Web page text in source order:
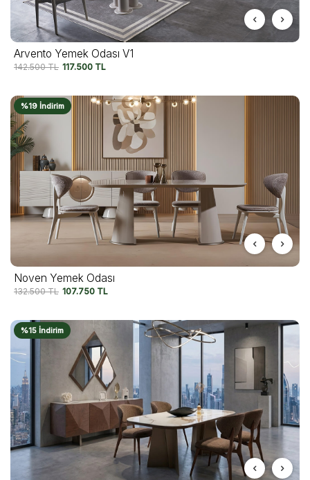
Arvento Yemek Odası V1
142.500TL 117.500 TL
%19 İndirim
Noven Yemek Odası
132.500TL 107.750 TL
%15 İndirim